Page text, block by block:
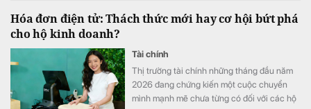
nghiệm được kỳ vọng sẽ trở thành lợi thế
Hóa đơn điện tử: Thách thức mới hay cơ hội bứt phá
cho hộ kinh doanh?
Tài chính
Thị trường tài chính những tháng đầu năm
2026 đang chứng kiến một cuộc chuyển
mình mạnh mẽ chưa từng có đối với các hộ